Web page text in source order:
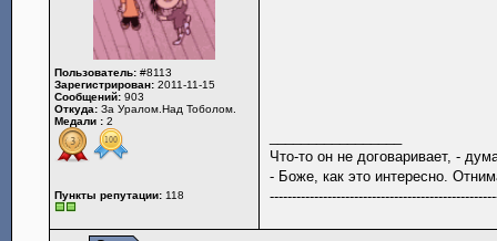
Пользователь: #8113
Зарегистрирован: 2011-11-15
Сообщений: 903
Откуда: За Уралом.Над Тоболом.
Медали : 2
Пункты репутации: 118
Что-то он не договаривает, -
- Боже, как это интересно.